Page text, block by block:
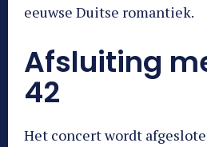
eeuwse Duitse romantiek.
Afsluiting
42
Het concert wordt